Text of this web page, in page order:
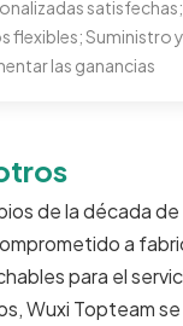
flexibles; Suministro
las ganancias
de la década
a
para el
Wuxi Topteam